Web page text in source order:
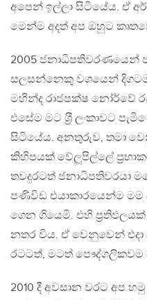
අපෙන් ඉල්ලා සිටියේය. ඒ
මෙන්ම අදත් අප ඔහුට
2005 ජනාධිපතිවරණයෙන්
සලසන්නෙකු වශයෙන් දිගටම
මහින්ද රාජපක්ෂ නෝර්වේ
එසේම මට ශ‍්‍රී ලංකාවට
සිටියේය. අනතුරුව, තමා
කිහිපයක් වේලූපිල්ලේ
තවදුරටත් ජනාධිපතිවරයා
පණිවිඩ එයාකාරයෙන්ම මම
ගෙන ගියෙමි. එහි
නතර විය. ඒ වෙනුවෙන්
රටටත්, මටත් පෞද්ගලිකවම
2010 දී අවසාන වරට අප